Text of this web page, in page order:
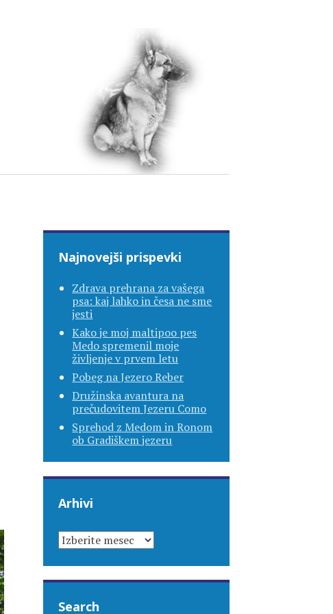
Najnovejši prispevki
Zdrava prehrana za vašega
psa: kaj lahko in česa ne sme
jesti
Kako je moj maltipoo pes
Medo spremenil moje
življenje v prvem letu
Pobeg na Jezero Reber
Družinska avantura na
prečudovitem Jezeru Como
Sprehod z Medom in Ronom
ob Gradiškem jezeru
Arhivi
ARHIVI
Search